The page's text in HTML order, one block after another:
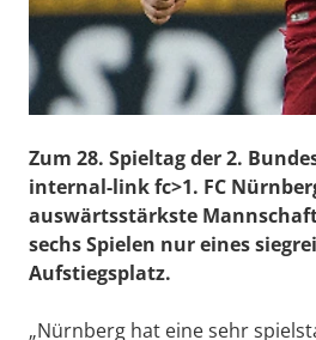
Zum 28. Spieltag der 2.
internal-link fc>1. FC
auswärtsstärkste
sechs Spielen nur eines
Aufstiegsplatz.
„Nürnberg hat eine sehr